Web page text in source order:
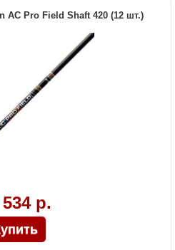
AC Pro Field Shaft 420 (12 шт.)
р.